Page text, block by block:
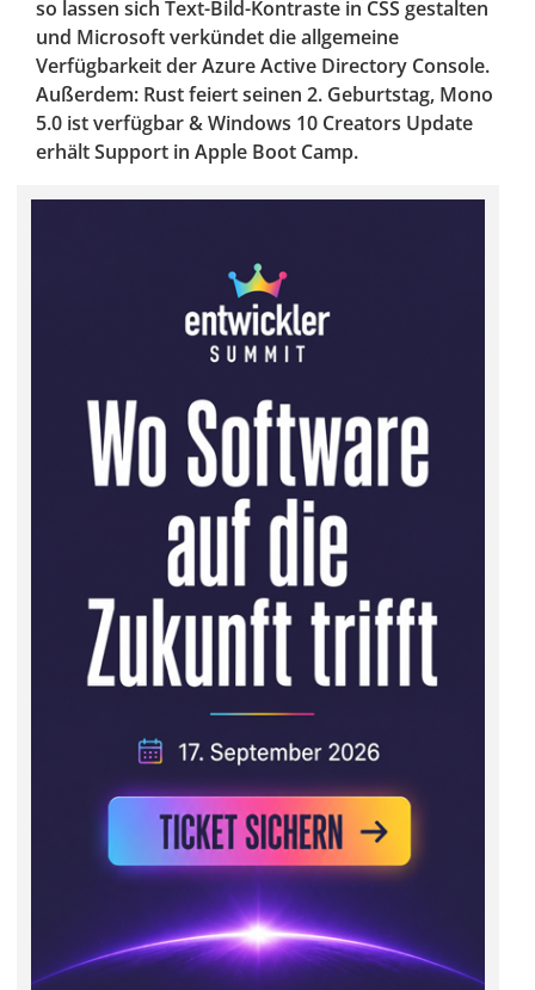
so lassen sich Text-Bild-Kontraste in CSS gestalten
und Microsoft verkündet die allgemeine
Verfügbarkeit der Azure Active Directory Console.
Außerdem: Rust feiert seinen 2. Geburtstag, Mono
5.0 ist verfügbar & Windows 10 Creators Update
erhält Support in Apple Boot Camp.